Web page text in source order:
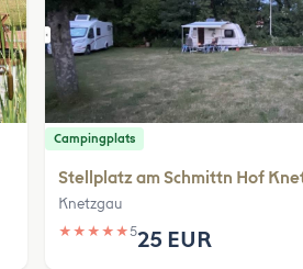
Campingplats
Stellplatz am Schmittn Hof
Knetzgau
★ ★ ★ ★ ★525 EUR